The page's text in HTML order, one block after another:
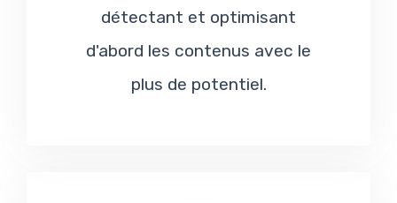
détectant et optimisant
d'abord les contenus avec le
plus de potentiel.